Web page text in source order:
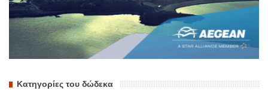
Κατηγορίες του δώδεκα